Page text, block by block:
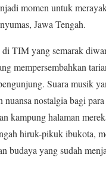
momen untuk
Jawa Tengah.
di TIM yang semarak
mempersembahkan
Suara musik
nuansa nostalgia bagi
kampung halaman
hiruk-pikuk ibukota,
budaya yang sudah